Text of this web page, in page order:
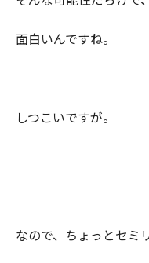
面白いんですね。
しつこいですが。
なので、ちょっとセミ